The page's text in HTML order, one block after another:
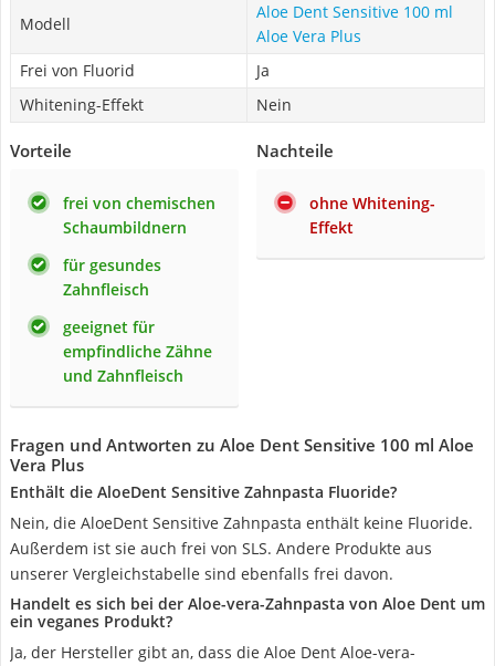
Modell
Aloe Dent Sensitive 100 ml
Aloe Vera Plus
Frei von Fluorid
Ja
Whitening-Effekt
Nein
Vorteile
frei von chemischen
Schaumbildnern
für gesundes
Zahnfleisch
geeignet für
empfindliche Zähne
und Zahnfleisch
Nachteile
ohne Whitening-
Effekt
Fragen und Antworten zu Aloe Dent Sensitive 100 ml Aloe
Vera Plus
Enthält die AloeDent Sensitive Zahnpasta Fluoride?
Nein, die AloeDent Sensitive Zahnpasta enthält keine Fluoride.
Außerdem ist sie auch frei von SLS. Andere Produkte aus
unserer Vergleichstabelle sind ebenfalls frei davon.
Handelt es sich bei der Aloe-vera-Zahnpasta von Aloe Dent um
ein veganes Produkt?
Ja, der Hersteller gibt an, dass die Aloe Dent Aloe-vera-